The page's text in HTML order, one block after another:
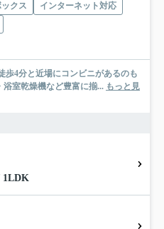
クス
インターネット対応
歩4分と近場にコンビニがあるのも
室乾燥機など豊富に揃... もっと見
1LDK